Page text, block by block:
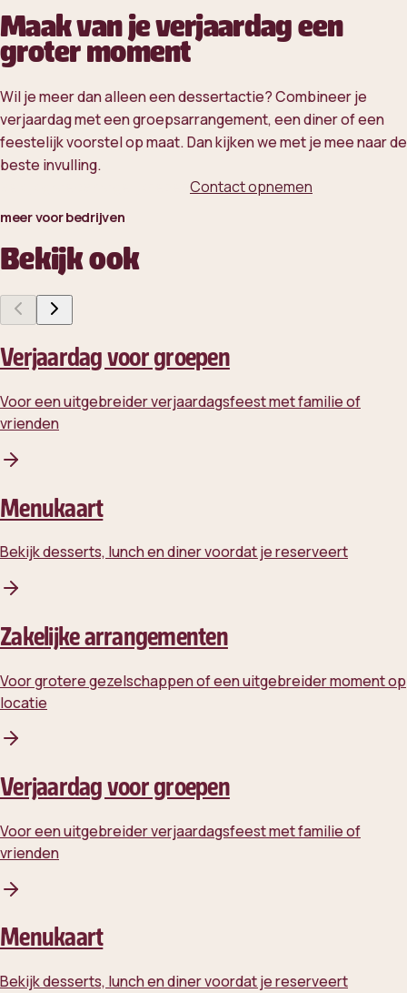
Maak van je verjaardag een
groter moment
Wil je meer dan alleen een dessertactie? Combineer je
verjaardag met een groepsarrangement, een diner of een
feestelijk voorstel op maat. Dan kijken we met je mee naar de
beste invulling.
Contact opnemen
meer voor bedrijven
Bekijk ook
Verjaardag voor groepen
Voor een uitgebreider verjaardagsfeest met familie of
vrienden
Menukaart
Bekijk desserts, lunch en diner voordat je reserveert
Zakelijke arrangementen
Voor grotere gezelschappen of een uitgebreider moment op
locatie
Verjaardag voor groepen
Voor een uitgebreider verjaardagsfeest met familie of
vrienden
Menukaart
Bekijk desserts, lunch en diner voordat je reserveert